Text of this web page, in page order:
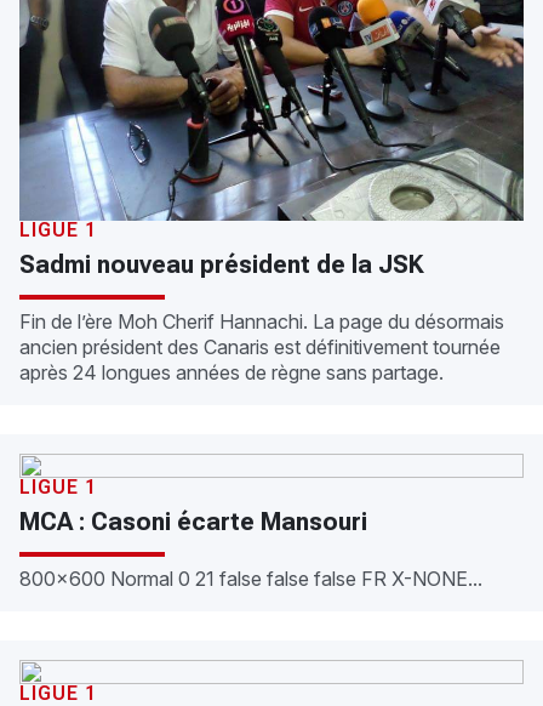
LIGUE 1
Sadmi nouveau président de la JSK
Fin de l’ère Moh Cherif Hannachi. La page du désormais
ancien président des Canaris est définitivement tournée
après 24 longues années de règne sans partage.
LIGUE 1
MCA : Casoni écarte Mansouri
800x600 Normal 0 21 false false false FR X-NONE...
LIGUE 1